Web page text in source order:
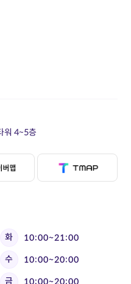
화
10:00~21:00
수
10:00~20:00
금 10:00~20:00
워 4~5층